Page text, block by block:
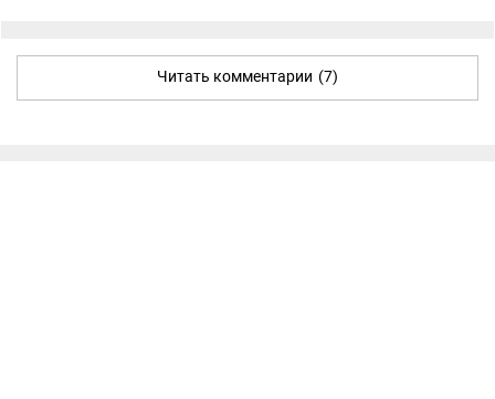
Читать комментарии (7)